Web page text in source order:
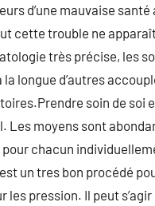
d’une mauvaise
cette trouble ne
très précise, les
la longue d’autres
soin de soi
Les moyens sont
chacun
un tres bon procédé
les pression. Il peut